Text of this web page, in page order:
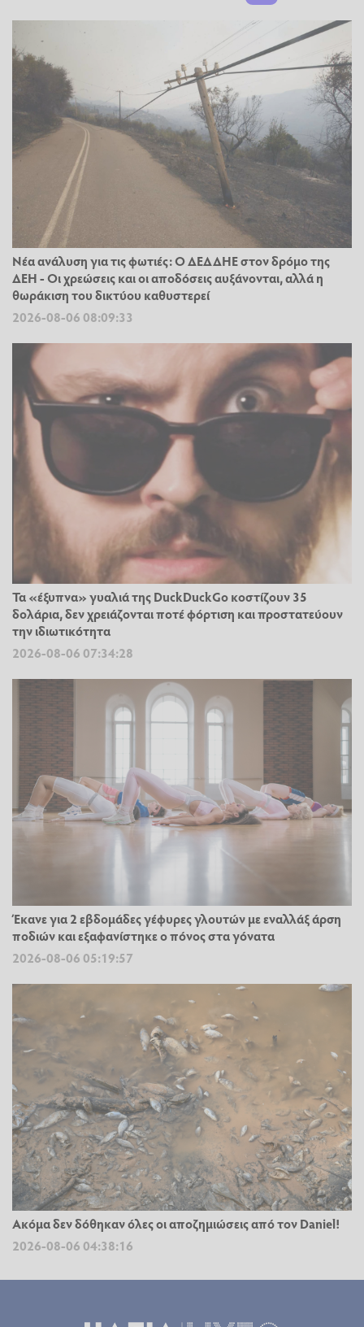
Νέα ανάλυση για τις φωτιές: Ο ΔΕΔΔΗΕ στον δρόμο της
ΔΕΗ - Οι χρεώσεις και οι αποδόσεις αυξάνονται, αλλά η
θωράκιση του δικτύου καθυστερεί
2026-08-06 08:09:33
Τα «έξυπνα» γυαλιά της DuckDuckGo κοστίζουν 35
δολάρια, δεν χρειάζονται ποτέ φόρτιση και προστατεύουν
την ιδιωτικότητα
2026-08-06 07:34:28
Έκανε για 2 εβδομάδες γέφυρες γλουτών με εναλλάξ άρση
ποδιών και εξαφανίστηκε ο πόνος στα γόνατα
2026-08-06 05:19:57
Ακόμα δεν δόθηκαν όλες οι αποζημιώσεις από τον Daniel!
2026-08-06 04:38:16